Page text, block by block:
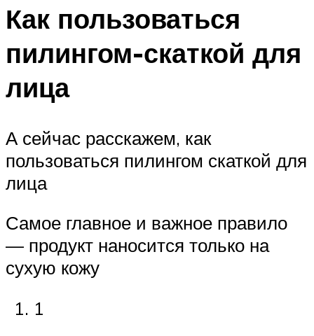
Как пользоваться
пилингом-скаткой для
лица
А сейчас расскажем, как
пользоваться пилингом скаткой для
лица
Самое главное и важное правило
— продукт наносится только на
сухую кожу
1